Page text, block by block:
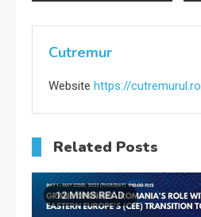
în
articole
Cutremur
Website https://cutremurul.ro
Related Posts
12 MINS READ